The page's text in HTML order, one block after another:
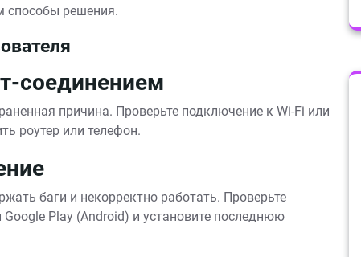
способы решения.
соединением
причина. Проверьте подключение к Wi-Fi или
роутер или телефон.
баги и некорректно работать. Проверьте
Play (Android) и установите последнюю